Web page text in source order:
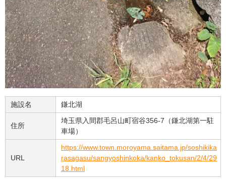
施設名 鎌北湖
住所
埼玉県入間郡毛呂山町宿谷356-7（鎌北湖第一駐
車場）
URL
https://www.town.moroyama.saitama.jp/soshikika
rasagasu/sangyoshinkoka/kanko_tokusan/2/4/29
18.html